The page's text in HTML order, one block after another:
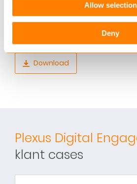
Allow selection
Deny
Een nieuw perspectief voor de
Download
Plexus Digital
klant cases